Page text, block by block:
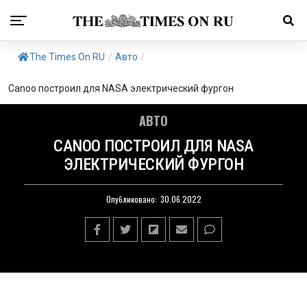
The Times On RU / Авто /
Canoo построил для NASA электрический фургон
АВТО
CANOO ПОСТРОИЛ ДЛЯ NASA
ЭЛЕКТРИЧЕСКИЙ ФУРГОН
Опубликовано: 30.06.2022